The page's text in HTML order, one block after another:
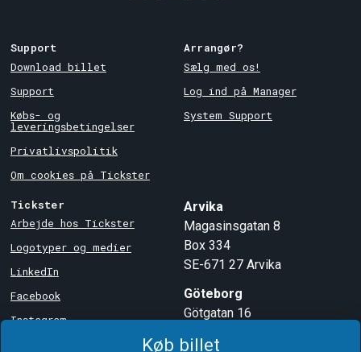
Køb billet
Support
Download billet
Support
Købs- og
leveringsbetingelser
Privatlivspolitik
Om cookies på Tickster
Arrangør?
Sælg med os!
Log ind på Manager
System Support
Tickster
Arbejde hos Tickster
Logotyper og medier
LinkedIn
Facebook
Instagram
Arvika
Magasinsgatan 8
Box 334
SE-671 27 Arvika
Göteborg
Götgatan 16